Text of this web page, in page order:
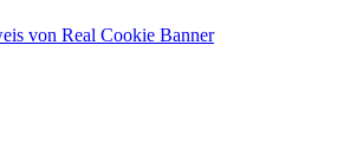
von Real Cookie Banner